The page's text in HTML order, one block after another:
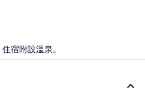
宿附設溫泉。